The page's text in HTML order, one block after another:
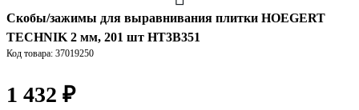
Скобы/зажимы для выравнивания плитки HOEGERT
TECHNIK 2 мм, 201 шт HT3B351
Код товара: 37019250
1 432 ₽